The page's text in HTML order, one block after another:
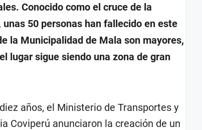
Conocido como el cruce de la
50 personas han fallecido en este
la Municipalidad de Mala son mayores,
lugar sigue siendo una zona de gran
años, el Ministerio de Transportes y
Coviperú anunciaron la creación de un